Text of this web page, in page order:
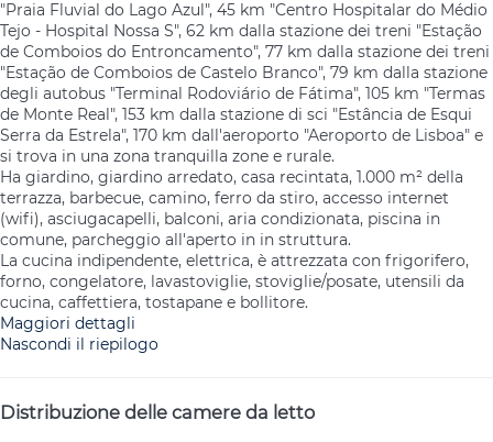
"Praia Fluvial do Lago Azul", 45 km "Centro Hospitalar do Médio
Tejo - Hospital Nossa S", 62 km dalla stazione dei treni "Estação
de Comboios do Entroncamento", 77 km dalla stazione dei treni
"Estação de Comboios de Castelo Branco", 79 km dalla stazione
degli autobus "Terminal Rodoviário de Fátima", 105 km "Termas
de Monte Real", 153 km dalla stazione di sci "Estância de Esqui
Serra da Estrela", 170 km dall'aeroporto "Aeroporto de Lisboa" e
si trova in una zona tranquilla zone e rurale.
Ha giardino, giardino arredato, casa recintata, 1.000 m² della
terrazza, barbecue, camino, ferro da stiro, accesso internet
(wifi), asciugacapelli, balconi, aria condizionata, piscina in
comune, parcheggio all'aperto in in struttura.
La cucina indipendente, elettrica, è attrezzata con frigorifero,
forno, congelatore, lavastoviglie, stoviglie/posate, utensili da
cucina, caffettiera, tostapane e bollitore.
Maggiori dettagli
Nascondi il riepilogo
Distribuzione delle camere da letto